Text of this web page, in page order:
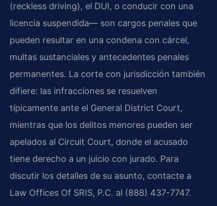
(reckless driving), el DUI, o conducir con una
licencia suspendida— son cargos penales que
pueden resultar en una condena con cárcel,
multas sustanciales y antecedentes penales
permanentes. La corte con jurisdicción también
difiere: las infracciones se resuelven
típicamente ante el General District Court,
mientras que los delitos menores pueden ser
apelados al Circuit Court, donde el acusado
tiene derecho a un juicio con jurado. Para
discutir los detalles de su asunto, contacte a
Law Offices Of SRIS, P.C. al (888) 437-7747.